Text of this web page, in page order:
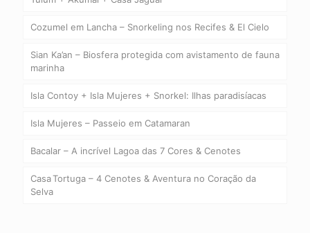
Cozumel em Lancha – Snorkeling nos Recifes & El Cielo
Sian Ka’an – Biosfera protegida com avistamento de fauna
marinha
Isla Contoy + Isla Mujeres + Snorkel: Ilhas paradisíacas
Isla Mujeres – Passeio em Catamaran
Bacalar – A incrível Lagoa das 7 Cores & Cenotes
Casa Tortuga – 4 Cenotes & Aventura no Coração da
Selva